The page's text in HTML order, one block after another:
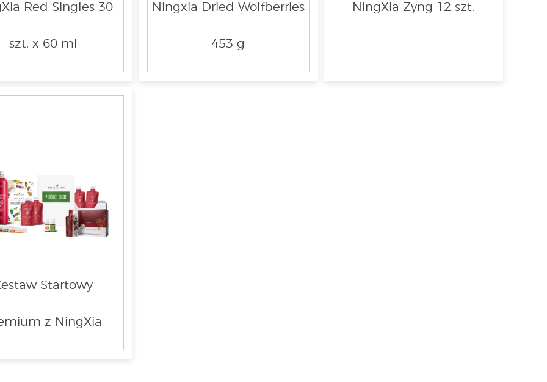
Red Singles 30
szt. x 60 ml
Ningxia Dried Wolfberries
453 g
NingXia Zyng 12 szt.
Startowy
z NingXia